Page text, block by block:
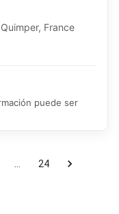
France
puede ser
24